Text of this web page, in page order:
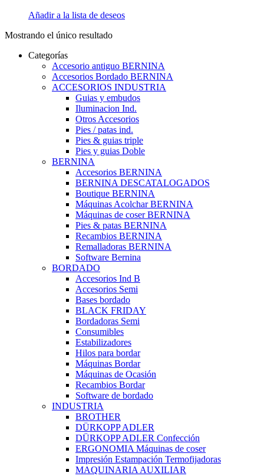
Añadir a la lista de deseos
Mostrando el único resultado
Categorías
Accesorio antiguo BERNINA
Accesorios Bordado BERNINA
ACCESORIOS INDUSTRIA
Guias y embudos
Iluminacion Ind.
Otros Accesorios
Pies / patas ind.
Pies & guias triple
Pies y guias Doble
BERNINA
Accesorios BERNINA
BERNINA DESCATALOGADOS
Boutique BERNINA
Máquinas Acolchar BERNINA
Máquinas de coser BERNINA
Pies & patas BERNINA
Recambios BERNINA
Remalladoras BERNINA
Software Bernina
BORDADO
Accesorios Ind B
Accesorios Semi
Bases bordado
BLACK FRIDAY
Bordadoras Semi
Consumibles
Estabilizadores
Hilos para bordar
Máquinas Bordar
Máquinas de Ocasión
Recambios Bordar
Software de bordado
INDUSTRIA
BROTHER
DÜRKOPP ADLER
DÜRKOPP ADLER Confección
ERGONOMIA Máquinas de coser
Impresión Estampación Termofijadoras
MAQUINARIA AUXILIAR